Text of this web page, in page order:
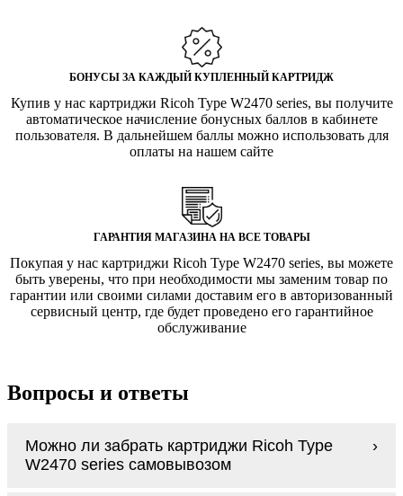
БОНУСЫ ЗА КАЖДЫЙ КУПЛЕННЫЙ КАРТРИДЖ
Купив у нас картриджи Ricoh Type W2470 series, вы получите
автоматическое начисление бонусных баллов в кабинете
пользователя. В дальнейшем баллы можно использовать для
оплаты на нашем сайте
ГАРАНТИЯ МАГАЗИНА НА ВСЕ ТОВАРЫ
Покупая у нас картриджи Ricoh Type W2470 series, вы можете
быть уверены, что при необходимости мы заменим товар по
гарантии или своими силами доставим его в авторизованный
сервисный центр, где будет проведено его гарантийное
обслуживание
Вопросы и ответы
Можно ли забрать картриджи Ricoh Type
W2470 series самовывозом